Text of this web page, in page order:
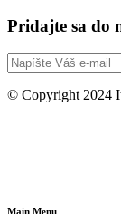
Pridajte sa do
© Copyright 2024
Main Menu